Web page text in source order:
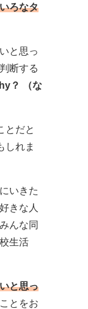
ろなタ
と思っ
断する
？ （な
とだと
しれま
いきた
きな人
んな同
生活
と思っ
とをお